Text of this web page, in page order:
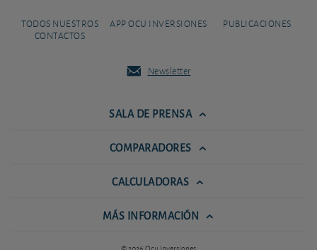
TODOS NUESTROS
CONTACTOS
APP OCU INVERSIONES PUBLICACIONES
Newsletter
SALA DE PRENSA
COMPARADORES
CALCULADORAS
MÁS INFORMACIÓN